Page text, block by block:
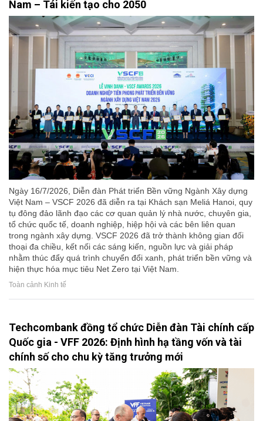
Nam – Tái kiến tạo cho 2050
Ngày 16/7/2026, Diễn đàn Phát triển Bền vững Ngành Xây dựng
Việt Nam – VSCF 2026 đã diễn ra tại Khách sạn Meliá Hanoi, quy
tụ đông đảo lãnh đạo các cơ quan quản lý nhà nước, chuyên gia,
tổ chức quốc tế, doanh nghiệp, hiệp hội và các bên liên quan
trong ngành xây dựng. VSCF 2026 đã trở thành không gian đối
thoại đa chiều, kết nối các sáng kiến, nguồn lực và giải pháp
nhằm thúc đẩy quá trình chuyển đổi xanh, phát triển bền vững và
hiện thực hóa mục tiêu Net Zero tại Việt Nam.
Toàn cảnh Kinh tế
Techcombank đồng tổ chức Diễn đàn Tài chính cấp
Quốc gia - VFF 2026: Định hình hạ tầng vốn và tài
chính số cho chu kỳ tăng trưởng mới